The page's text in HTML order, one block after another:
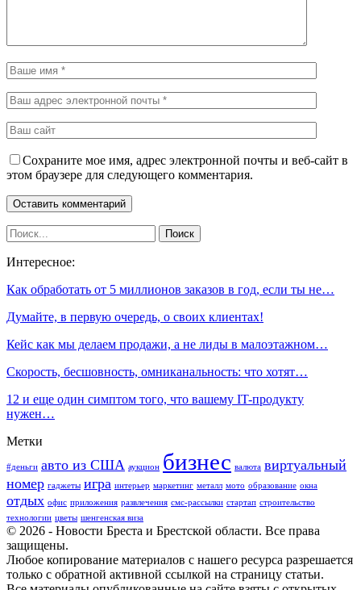
Сохраните мое имя, адрес электронной почты и веб-сайт в
этом браузере для следующего комментария.
Интересное:
Как обработать от 5 миллионов заказов в год, если ты не…
Думайте, в первую очередь, о своих клиентах!
Кейс как мы делаем продажи, а не лиды в малоэтажном…
Скорость, бесшовность, омниканальность: что хотят…
12 и еще один симптом того, что вашему IT-продукту
нужен…
Метки
#деньги авто из США аукцион бизнес валюта виртуальный
номер гаджеты игра интерьер маркетинг металл мото образование окна
отдых офис приложения развлечения смс-рассылки стартап строительство
технологии цветы шенгенская виза
© 2026 - Новости Бреста и Брестской области. Все права
защищены.
Любое копирование материалов с нашего ресурса разрешается
только с обратной активной ссылкой на страницу статьи.